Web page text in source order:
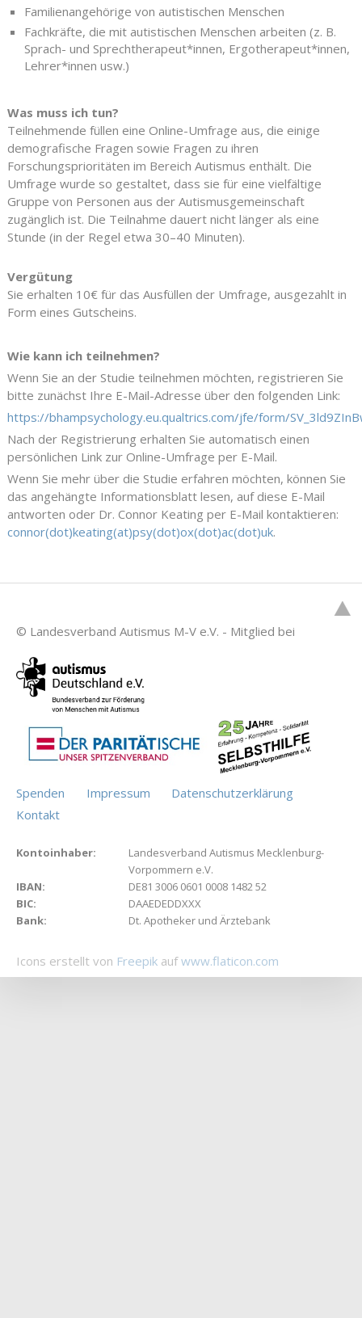
Familienangehörige von autistischen Menschen
Fachkräfte, die mit autistischen Menschen arbeiten (z. B.
Sprach- und Sprechtherapeut*innen, Ergotherapeut*innen,
Lehrer*innen usw.)
Was muss ich tun?
Teilnehmende füllen eine Online-Umfrage aus, die einige
demografische Fragen sowie Fragen zu ihren
Forschungsprioritäten im Bereich Autismus enthält. Die
Umfrage wurde so gestaltet, dass sie für eine vielfältige
Gruppe von Personen aus der Autismusgemeinschaft
zugänglich ist. Die Teilnahme dauert nicht länger als eine
Stunde (in der Regel etwa 30–40 Minuten).
Vergütung
Sie erhalten 10€ für das Ausfüllen der Umfrage, ausgezahlt in
Form eines Gutscheins.
Wie kann ich teilnehmen?
Wenn Sie an der Studie teilnehmen möchten, registrieren Sie
bitte zunächst Ihre E-Mail-Adresse über den folgenden Link:
https://bhampsychology.eu.qualtrics.com/jfe/form/
Nach der Registrierung erhalten Sie automatisch einen
persönlichen Link zur Online-Umfrage per E-Mail.
Wenn Sie mehr über die Studie erfahren möchten, können Sie
das angehängte Informationsblatt lesen, auf diese E-Mail
antworten oder Dr. Connor Keating per E-Mail kontaktieren:
connor(dot)keating(at)psy(dot)ox(dot)ac(dot)uk.
© Landesverband Autismus M-V e.V. - Mitglied bei
Spenden Impressum
Datenschutzerklärung
Kontakt
Kontoinhaber:
Landesverband Autismus Mecklenburg-
Vorpommern e.V.
IBAN:
DE81 3006 0601 0008 1482 52
BIC:
DAAEDEDDXXX
Bank:
Dt. Apotheker und Ärztebank
Icons erstellt von Freepik aufwww.flaticon.com